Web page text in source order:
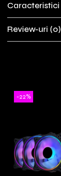
Caracteristici
Review-uri (0)
-22%